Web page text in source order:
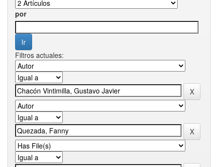
por
Filtros actuales: